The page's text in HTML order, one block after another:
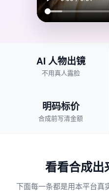
AI 人物出镜
不用真人露脸
明码标价
合成前写清金额
看看合成出
下面每一条都是用本平台真